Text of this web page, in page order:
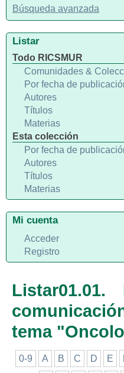
tema
0-9 A B C D E
Búsqueda avanzada
Listar
Todo RICSMUR
Comunidades &
Por fecha de
Autores
Títulos
Materias
Esta colección
Por fecha de
Autores
Títulos
Materias
Mi cuenta
Acceder
Registro